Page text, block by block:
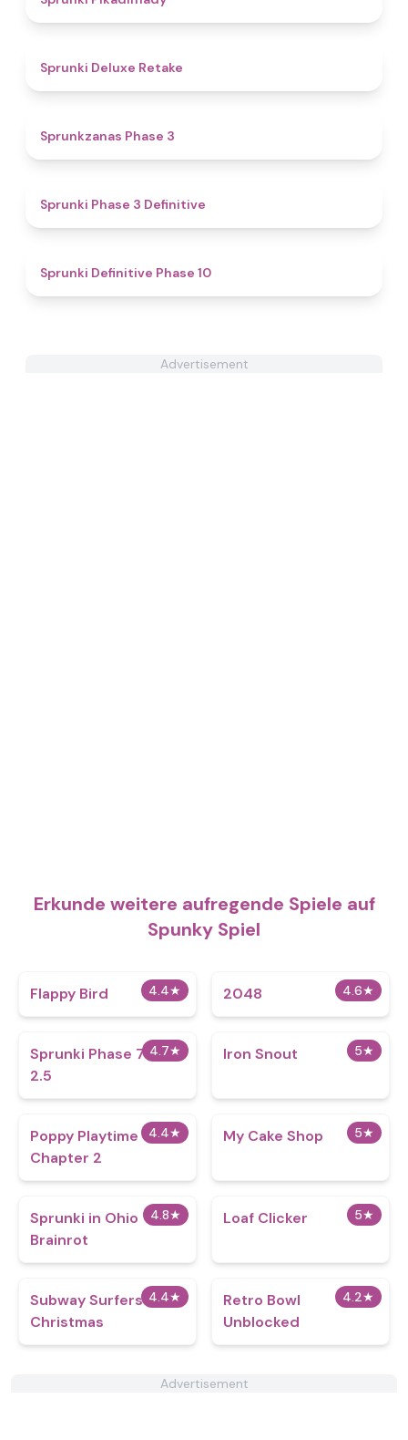
Sprunki Deluxe Retake
Sprunkzanas Phase 3
Sprunki Phase 3 Definitive
Sprunki Definitive Phase 10
Advertisement
Erkunde weitere aufregende Spiele auf
Spunky Spiel
4.4★
Flappy Bird 4.6★
2048
4.7★
Sprunki Phase 777
2.5
5★
Iron Snout
4.4★
Poppy Playtime
Chapter 2
5★
My Cake Shop
4.8★
Sprunki in Ohio
Brainrot
5★
Loaf Clicker
4.4★
Subway Surfers
Christmas
4.2★
Retro Bowl
Unblocked
Advertisement